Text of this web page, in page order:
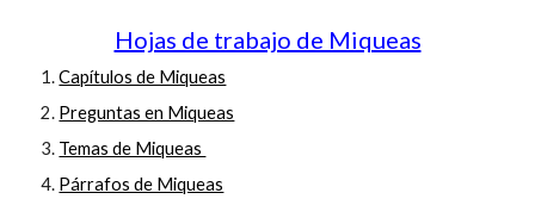
Hojas de trabajo de Miqueas
Capítulos de Miqueas
Preguntas en Miqueas
Temas de Miqueas
Párrafos de Miqueas